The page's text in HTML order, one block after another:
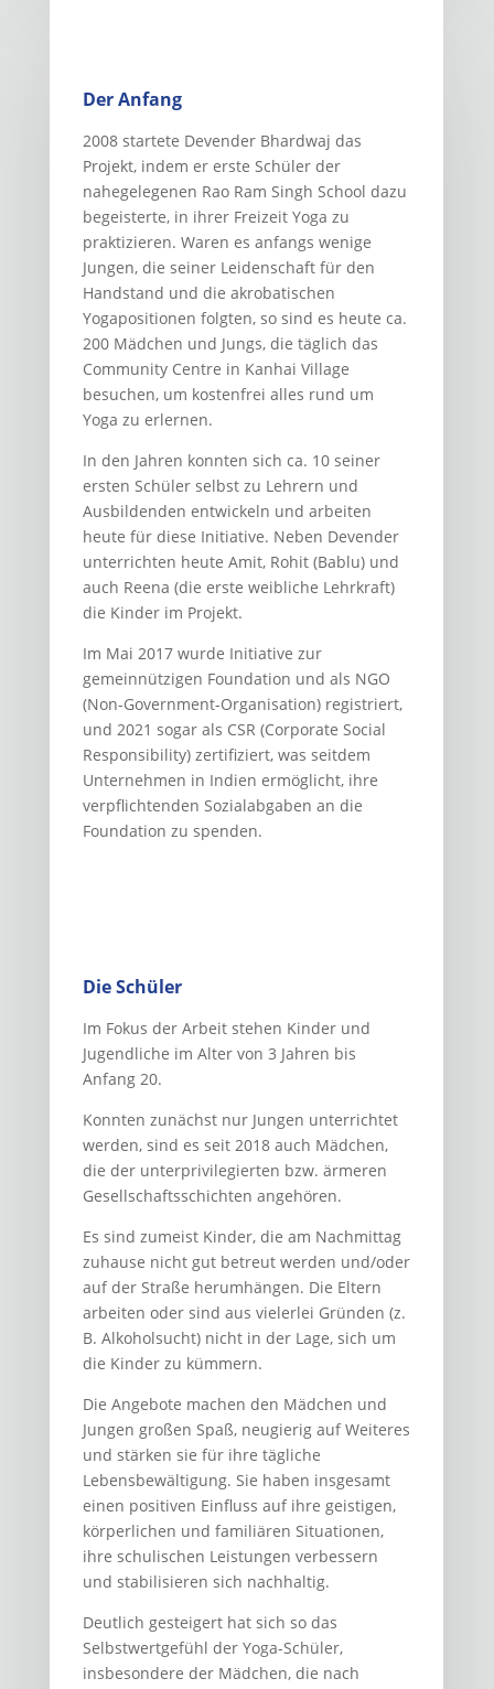
Der Anfang
2008 startete Devender Bhardwaj das
Projekt, indem er erste Schüler der
nahegelegenen Rao Ram Singh School dazu
begeisterte, in ihrer Freizeit Yoga zu
praktizieren. Waren es anfangs wenige
Jungen, die seiner Leidenschaft für den
Handstand und die akrobatischen
Yogapositionen folgten, so sind es heute ca.
200 Mädchen und Jungs, die täglich das
Community Centre in Kanhai Village
besuchen, um kostenfrei alles rund um
Yoga zu erlernen.
In den Jahren konnten sich ca. 10 seiner
ersten Schüler selbst zu Lehrern und
Ausbildenden entwickeln und arbeiten
heute für diese Initiative. Neben Devender
unterrichten heute Amit, Rohit (Bablu) und
auch Reena (die erste weibliche Lehrkraft)
die Kinder im Projekt.
Im Mai 2017 wurde Initiative zur
gemeinnützigen Foundation und als NGO
(Non-Government-Organisation) regis­triert,
und 2021 sogar als CSR (Corporate Social
Responsibility) zertifiziert, was seitdem
Unternehmen in Indien ermöglicht, ihre
verpflichtenden Sozialabgaben an die
Foundation zu spenden.
Die Schüler
Im Fokus der Arbeit stehen Kinder und
Jugendliche im Alter von 3 Jahren bis
Anfang 20.
Konnten zunächst nur Jungen unterrichtet
werden, sind es seit 2018 auch Mädchen,
die der unterprivilegierten bzw. ärmeren
Gesellschaftsschichten angehören.
Es sind zumeist Kinder, die am Nachmittag
zuhause nicht gut betreut werden und/oder
auf der Straße herumhängen. Die Eltern
arbeiten oder sind aus vielerlei Gründen (z.
B. Alkoholsucht) nicht in der Lage, sich um
die Kinder zu kümmern.
Die Angebote machen den Mädchen und
Jungen großen Spaß, neugierig auf Weiteres
und stärken sie für ihre tägliche
Lebensbewältigung. Sie haben insgesamt
einen positiven Einfluss auf ihre geistigen,
körperlichen und familiären Situationen,
ihre schulischen Leistungen verbessern
und stabilisieren sich nachhaltig.
Deutlich gesteigert hat sich so das
Selbstwertgefühl der Yoga-Schüler,
insbesondere der Mädchen, die nach